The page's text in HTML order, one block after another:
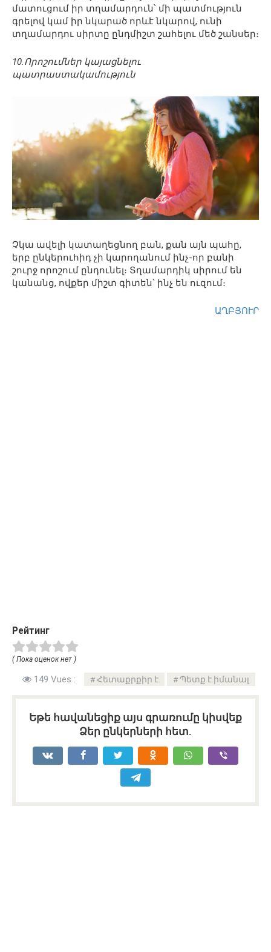
մատուցում իր տղամարդուն՝ մի պատմություն
գրելով կամ իր նկարած որևէ նկարով, ունի
տղամարդու սիրտը ընդմիշտ շահելու մեծ շանսեր։
10.Որոշումներ կայացնելու
պատրաստակամություն
Չկա ավելի կատաղեցնող բան, քան այն պահը,
երբ ընկերուհիդ չի կարողանում ինչ-որ բանի
շուրջ որոշում ընդունել։ Տղամարդիկ սիրում են
կանանց, ովքեր միշտ գիտեն՝ ինչ են ուզում։
ԱՂԲՅՈՒՐ
Рейтинг
( Пока оценок нет )
149 Vues : Հետաքրքիր է Պետք է իմանալ
Եթե հավանեցիք այս գրառումը կիսվեք
Ձեր ընկերների հետ.